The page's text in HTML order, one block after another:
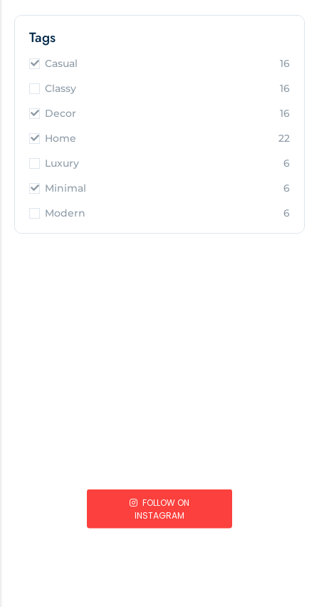
Tags
Casual
16
Classy
16
Decor
16
Home
22
Luxury
6
Minimal
6
Modern
6
FOLLOW ON
INSTAGRAM